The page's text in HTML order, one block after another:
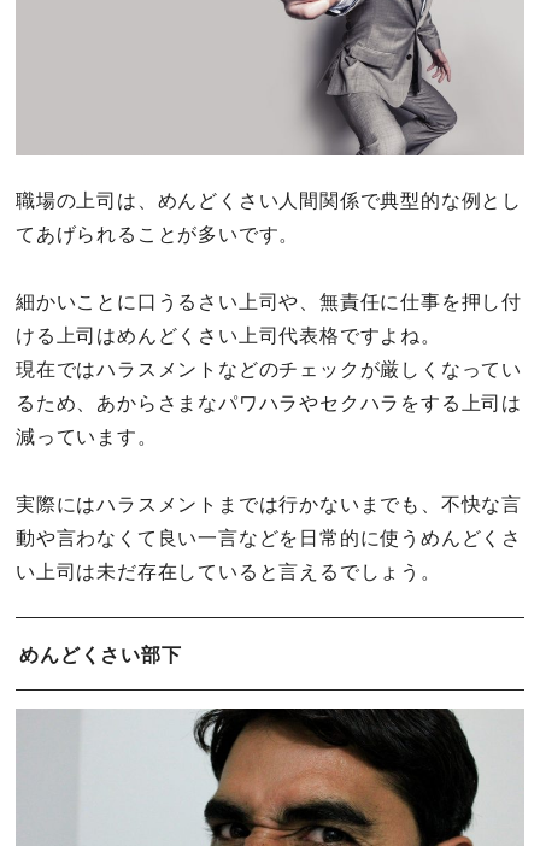
職場の上司は、めんどくさい人間関係で典型的な例とし
てあげられることが多いです。
細かいことに口うるさい上司や、無責任に仕事を押し付
ける上司はめんどくさい上司代表格ですよね。
現在ではハラスメントなどのチェックが厳しくなってい
るため、あからさまなパワハラやセクハラをする上司は
減っています。
実際にはハラスメントまでは行かないまでも、不快な言
動や言わなくて良い一言などを日常的に使うめんどくさ
い上司は未だ存在していると言えるでしょう。
めんどくさい部下